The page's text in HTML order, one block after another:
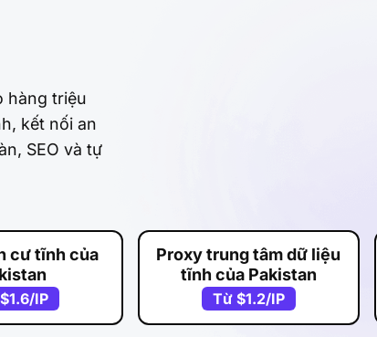
hàng triệu
kết nối an
SEO và tự
cư tĩnh của
$1.6/IP
Proxy trung tâm dữ liệu
tĩnh của Pakistan
Từ $1.2/IP